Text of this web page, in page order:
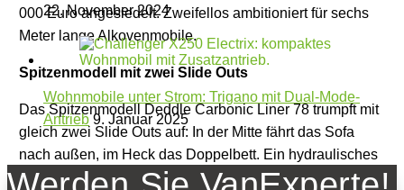
000 Euro angesiedelt. Zweifellos ambitioniert für sechs
Meter lange Alkovenmobile.
Spitzenmodell mit zwei Slide Outs
Das Spitzenmodell Deddle Carbonic Liner 78 trumpft mit
gleich zwei Slide Outs auf: In der Mitte fährt das Sofa
nach außen, im Heck das Doppelbett. Ein hydraulisches
Stützensystem richtet das Wohnmobil auf dem Stell- oder
22. November 2024
Wohnmobile unter Strom: Trigano mit Dual-Mode-
Antrieb9. Januar 2025